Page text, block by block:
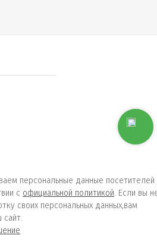
персональные данные посетителей
с официальной политикой. Если вы
своих персональных данных,вам
сайт.